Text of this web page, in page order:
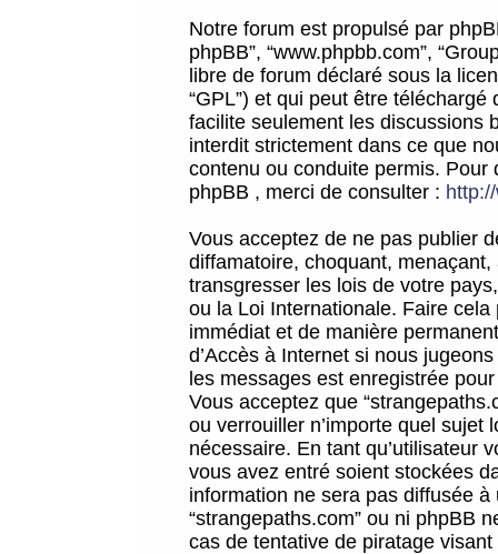
Notre forum est propulsé par
phpBB”, “www.phpbb.com”,
libre de forum déclaré sous la
“GPL”) et qui peut être téléchargé
facilite seulement les discussions
interdit strictement dans ce que
contenu ou conduite permis.
phpBB , merci de consulter :
Vous acceptez de ne pas publier
diffamatoire, choquant,
transgresser les lois de votre
ou la Loi Internationale. Faire
immédiat et de manière
d’Accès à Internet si nous
les messages est enregistrée
Vous acceptez que
ou verrouiller n’importe quel sujet
nécessaire. En tant qu’utilisateur
vous avez entré soient stockées
information ne sera pas diffusée
“strangepaths.com” ou ni phpBB
cas de tentative de piratage